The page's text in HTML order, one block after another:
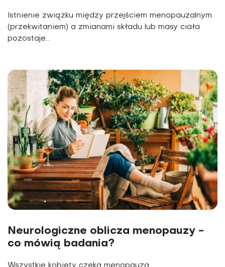
Istnienie związku między przejściem menopauzalnym
(przekwitaniem) a zmianami składu lub masy ciała
pozostaje...
Neurologiczne oblicza menopauzy -
co mówią badania?
Wszystkie kobiety czeka menopauza,